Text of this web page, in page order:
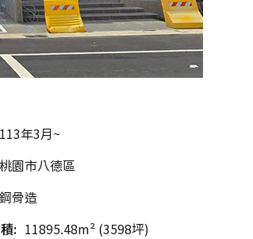
113年3月~
桃園市八德區
鋼骨造
: 11895.48m² (3598坪)